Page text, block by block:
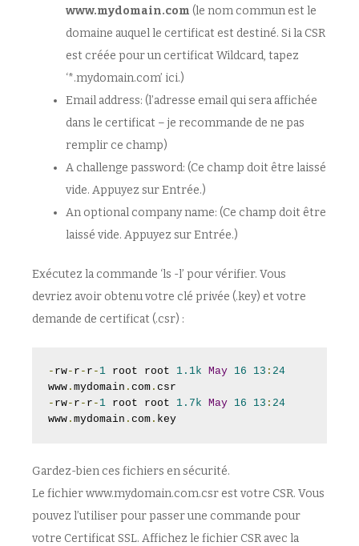
www.mydomain.com (le nom commun est le
domaine auquel le certificat est destiné. Si la CSR
est créée pour un certificat Wildcard, tapez
‘*.mydomain.com’ ici.)
Email address: (l’adresse email qui sera affichée
dans le certificat – je recommande de ne pas
remplir ce champ)
A challenge password: (Ce champ doit être laissé
vide. Appuyez sur Entrée.)
An optional company name: (Ce champ doit être
laissé vide. Appuyez sur Entrée.)
Exécutez la commande ‘ls -l’ pour vérifier. Vous
devriez avoir obtenu votre clé privée (.key) et votre
demande de certificat (.csr) :
- rw- r - r - 1 root root 1.1k May 16 13 : 24
www . mydomain . com .
- rw- r - r - 1 root root 1.7k May 16 13 : 24
www . mydomain . com . key
Gardez-bien ces fichiers en sécurité.
Le fichier www.mydomain.com.csr est votre CSR. Vous
pouvez l’utiliser pour passer une commande pour
votre Certificat SSL. Affichez le fichier CSR avec la